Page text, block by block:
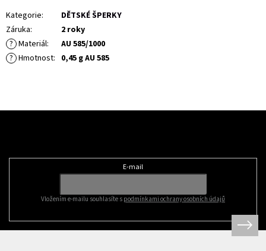
Kategorie:
DĚTSKÉ ŠPERKY
Záruka:
2 roky
? Materiál:
AU 585/1000
? Hmotnost: 0,45 g AU 585
E-mail
Vložením e-mailu souhlasíte s podmínkami ochrany osobních údajů